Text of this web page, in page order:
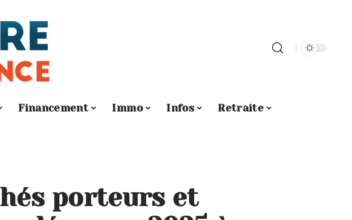
Financement Immo Infos Retraite
porteurs et